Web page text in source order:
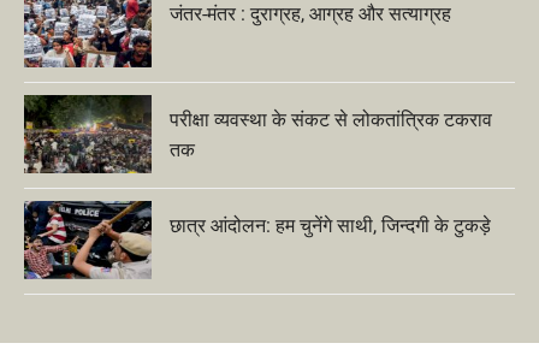
जंतर-मंतर : दुराग्रह, आग्रह और सत्याग्रह
परीक्षा व्यवस्था के संकट से लोकतांत्रिक टकराव
तक
छात्र आंदोलन: हम चुनेंगे साथी, जिन्दगी के टुकड़े